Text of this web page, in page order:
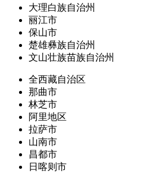
大理白族自治州
丽江市
保山市
楚雄彝族自治州
文山壮族苗族自治州
全西藏自治区
那曲市
林芝市
阿里地区
拉萨市
山南市
昌都市
日喀则市